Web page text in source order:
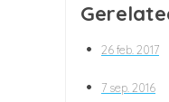
26 feb. 2017
7 sep. 2016